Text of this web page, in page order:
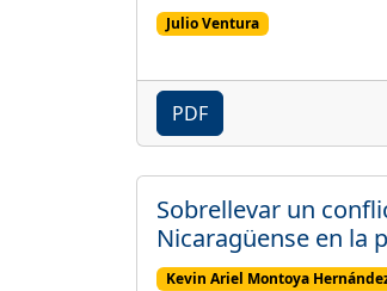
Julio Ventura
PDF
Sobrellevar un
Nicaragüense en la
Kevin Ariel Montoya